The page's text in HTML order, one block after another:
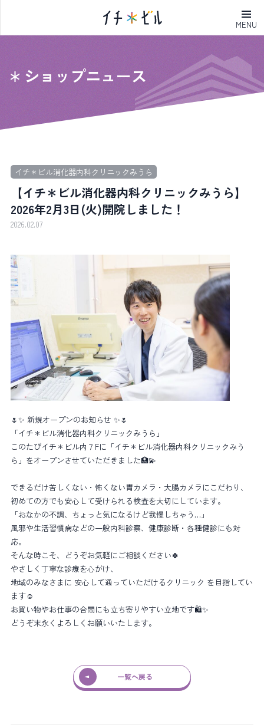
MENU
ショップニュース
イチ＊ビル消化器内科クリニックみうら
【イチ＊ビル消化器内科クリニックみうら】
2026年2月3日(火)開院しました！
2026.02.07
🌷✨ 新規オープンのお知らせ ✨🌷
「イチ＊ビル消化器内科クリニックみうら」
このたびイチ＊ビル内７Fに「イチ＊ビル消化器内科クリニックみう
ら」をオープンさせていただきました🏥💫
できるだけ苦しくない・怖くない胃カメラ・大腸カメラにこだわり、
初めての方でも安心して受けられる検査を大切にしています。
「おなかの不調、ちょっと気になるけど我慢しちゃう…」
風邪や生活習慣病などの一般内科診察、健康診断・各種健診にも対
応。
そんな時こそ、どうぞお気軽にご相談ください🍀
やさしく丁寧な診療を心がけ、
地域のみなさまに 安心して通っていただけるクリニック を目指してい
ます☺️
お買い物やお仕事の合間にも立ち寄りやすい立地です🛍️✨
どうぞ末永くよろしくお願いいたします。
一覧へ戻る